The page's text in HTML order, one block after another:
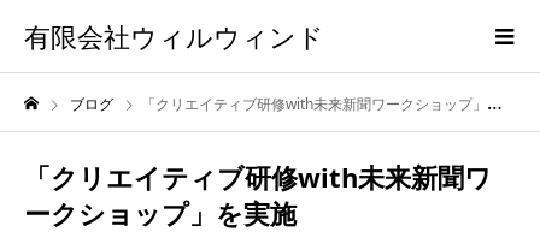
有限会社ウィルウィンド
ブログ 「クリエイティブ研修with未来新聞ワークショップ」を実施
「クリエイティブ研修with未来新聞ワ
ークショップ」を実施